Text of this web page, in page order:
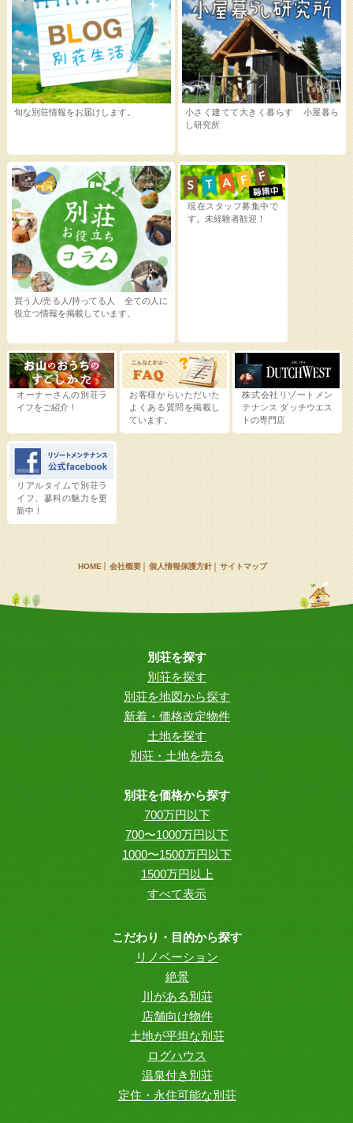
旬な別荘情報をお届けします。
買う人/売る人/持ってる人 全ての人に
役立つ情報を掲載しています。
小さく建てて大きく暮らす 小屋暮ら
し研究所
現在スタッフ募集中で
す。未経験者歓迎！
オーナーさんの別荘ラ
イフをご紹介！
お客様からいただいた
よくある質問を掲載し
ています。
株式会社リゾートメン
テナンス ダッチウエス
トの専門店
リアルタイムで別荘ラ
イフ、蓼科の魅力を更
新中！
HOME 会社概要 個人情報保護方針 サイトマップ
別荘を探す
別荘を探す
別荘を地図から探す
新着・価格改定物件
土地を探す
別荘・土地を売る
別荘を価格から探す
700万円以下
700〜1000万円以下
1000〜1500万円以下
1500万円以上
すべて表示
こだわり・目的から探す
リノベーション
絶景
川がある別荘
店舗向け物件
土地が平坦な別荘
ログハウス
温泉付き別荘
定住・永住可能な別荘